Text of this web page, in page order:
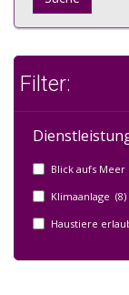
Filter:
Blick aufs Meer
Klimaanlage (8)
Haustiere